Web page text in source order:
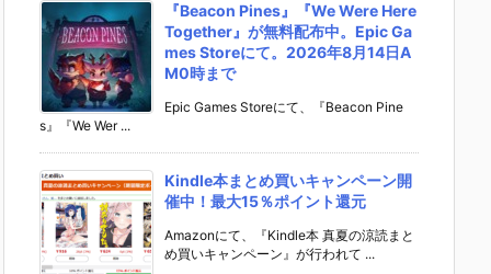
『Beacon Pines』『We Were Here
Together』が無料配布中。Epic Ga
mes Storeにて。2026年8月14日A
M0時まで
Epic Games Storeにて、『Beacon Pine
s』『We Wer ...
Kindle本まとめ買いキャンペーン開
催中！最大15％ポイント還元
Amazonにて、『Kindle本 真夏の涼読まと
め買いキャンペーン』が行われて ...